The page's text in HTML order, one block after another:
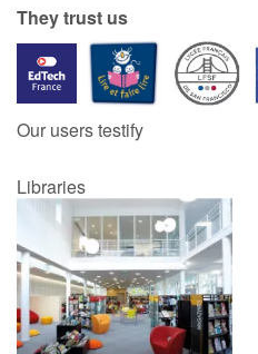
They trust us
Our users testify
Libraries